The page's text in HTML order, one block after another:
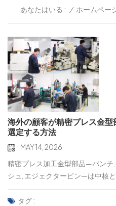
あなたはいる : / ホームペー
海外の顧客が精密プレス金
選定する方法
MAY 14, 2026
精密プレス加工金型部品—パンチ,
シュ, エジェクターピン—は中核
新エネルギー、家電製品、ヒュ
ています。海外の顧客にとって、
タグ :